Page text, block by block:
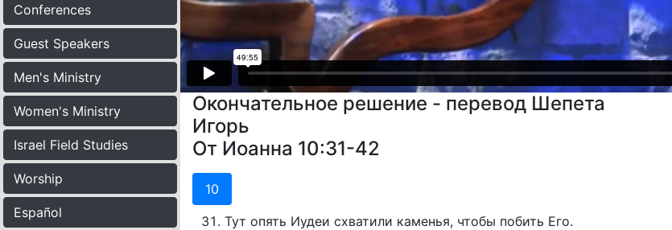
Conferences
Guest Speakers
Men's Ministry
Women's Ministry
Israel Field Studies
Worship
Español
Окончательное решение - перевод Шепета
Игорь
От Иоанна 10:31-42
10
Тут опять Иудеи схватили каменья, чтобы побить Его.